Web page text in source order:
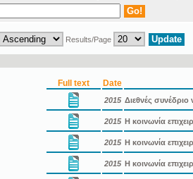
Results/Page
Full text Date
2015 Διεθνές συνέδριο
2015 Η κοινωνία
2015 Η κοινωνία
2015 Η κοινωνία